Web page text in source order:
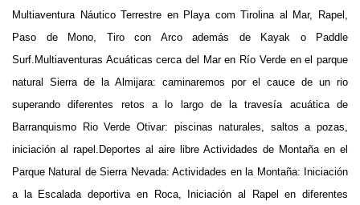
Multiaventura Náutico Terrestre en Playa com Tirolina al Mar, Rapel,
Paso de Mono, Tiro con Arco además de Kayak o Paddle
Surf. Multiaventuras Acuáticas cerca del Mar en Río Verde en el parque
natural Sierra de la Almijara: caminaremos por el cauce de un rio
superando diferentes retos a lo largo de la travesía acuática de
Barranquismo Rio Verde Otivar: piscinas naturales, saltos a pozas,
iniciación al rapel. Deportes al aire libre Actividades de Montaña en el
Parque Natural de Sierra Nevada: Actividades en la Montaña: Iniciación
a la Escalada deportiva en Roca, Iniciación al Rapel en diferentes